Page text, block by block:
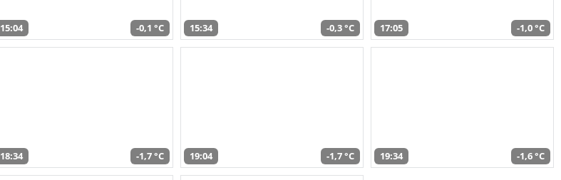
15:04 -0,1 °C 15:34 -0,3 °C 17:05 -1,0 °C
18:34 -1,7 °C 19:04 -1,7 °C 19:34 -1,6 °C